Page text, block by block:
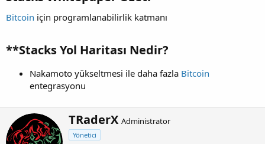
Bitcoin için programlanabilirlik katmanı
**Stacks Yol Haritası Nedir?​
Nakamoto yükseltmesi ile daha fazla Bitcoin
entegrasyonu
Y
a
z
TRaderX Administrator
Yönetici